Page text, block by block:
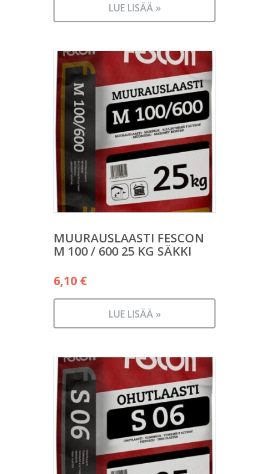
LUE LISÄÄ »
MUURAUSLAASTI FESCON
M 100 / 600 25 KG SÄKKI
6,10 €
LUE LISÄÄ »